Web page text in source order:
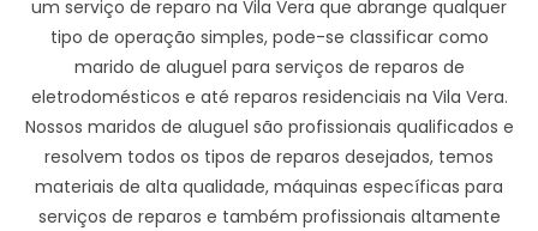
um serviço de reparo na Vila Vera que abrange qualquer
tipo de operação simples, pode-se classificar como
marido de aluguel para serviços de reparos de
eletrodomésticos e até reparos residenciais na Vila Vera.
Nossos maridos de aluguel são profissionais qualificados e
resolvem todos os tipos de reparos desejados, temos
materiais de alta qualidade, máquinas específicas para
serviços de reparos e também profissionais altamente